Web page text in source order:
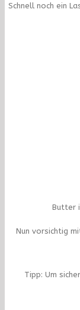
Schnell noch ein
Butter
Nun vorsichtig
Tipp: Um